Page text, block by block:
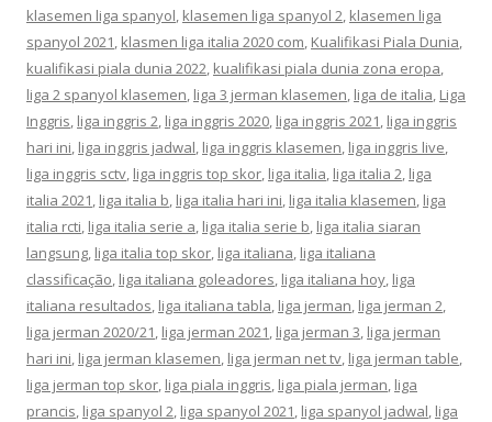
klasemen liga spanyol, klasemen liga spanyol 2, klasemen liga
spanyol 2021, klasmen liga italia 2020 com, Kualifikasi Piala Dunia,
kualifikasi piala dunia 2022, kualifikasi piala dunia zona eropa,
liga 2 spanyol klasemen, liga 3 jerman klasemen, liga de italia, Liga
Inggris, liga inggris 2, liga inggris 2020, liga inggris 2021, liga inggris
hari ini, liga inggris jadwal, liga inggris klasemen, liga inggris live,
liga inggris sctv, liga inggris top skor, liga italia, liga italia 2, liga
italia 2021, liga italia b, liga italia hari ini, liga italia klasemen, liga
italia rcti, liga italia serie a, liga italia serie b, liga italia siaran
langsung, liga italia top skor, liga italiana, liga italiana
classificação, liga italiana goleadores, liga italiana hoy, liga
italiana resultados, liga italiana tabla, liga jerman, liga jerman 2,
liga jerman 2020/21, liga jerman 2021, liga jerman 3, liga jerman
hari ini, liga jerman klasemen, liga jerman net tv, liga jerman table,
liga jerman top skor, liga piala inggris, liga piala jerman, liga
prancis, liga spanyol 2, liga spanyol 2021, liga spanyol jadwal, liga